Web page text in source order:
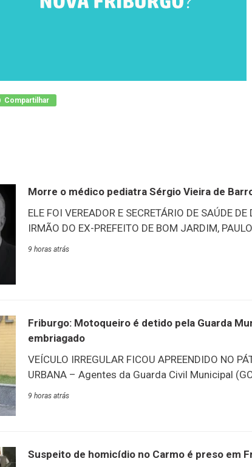
Compartilhar
Morre o médico pediatra Sérgio Vieira de
ELE FOI VEREADOR E SECRETÁRIO DE SAÚDE
IRMÃO DO EX-PREFEITO DE BOM JARDIM,
de Duas Barras, através de suas redes sociais,
Jardim, Paulo Barros. O corpo está sendo
Bom Jardim até às 14
9 horas atrás
Friburgo: Motoqueiro é detido pela Guarda
embriagado
VEÍCULO IRREGULAR FICOU APREENDIDO NO
URBANA – Agentes da Guarda Civil Municipal
motocicleta irregular e conduziu à delegacia
embriaguez. Após a abordagem, o motorista foi
9 horas atrás
Suspeito de homicídio no Carmo é preso em